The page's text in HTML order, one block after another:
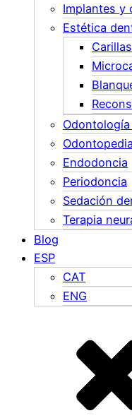
Implantes y
Estética
Endodoncia
Periodoncia
Sedación
Terapia
Blog
ESP
CAT
ENG